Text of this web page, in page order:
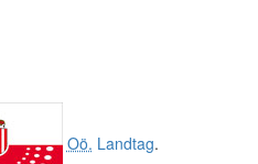
Oö. Landtag.